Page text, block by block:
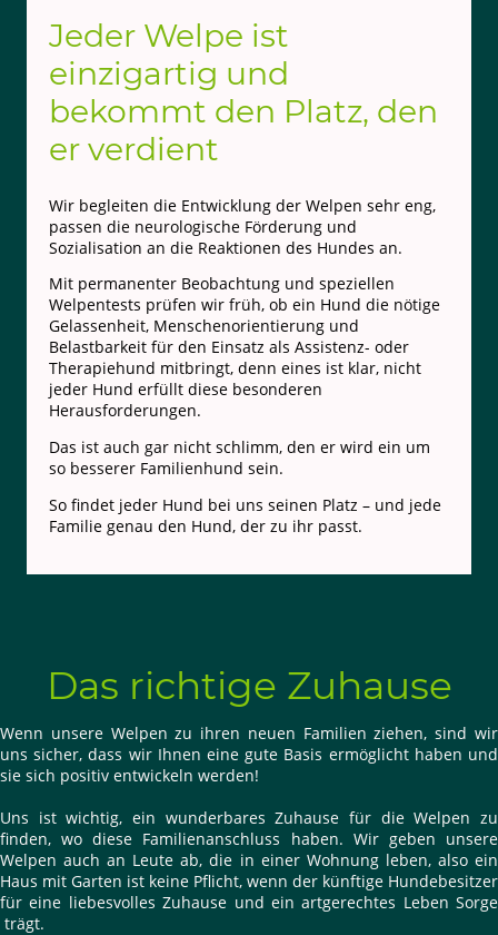
Jeder Welpe ist
einzigartig und
bekommt den Platz, den
er verdient
Wir begleiten die Entwicklung der Welpen sehr eng,
passen die neurologische Förderung und
Sozialisation an die Reaktionen des Hundes an.
Mit permanenter Beobachtung und speziellen
Welpentests prüfen wir früh, ob ein Hund die nötige
Gelassenheit, Menschenorientierung und
Belastbarkeit für den Einsatz als Assistenz- oder
Therapiehund mitbringt, denn eines ist klar, nicht
jeder Hund erfüllt diese besonderen
Herausforderungen.
Das ist auch gar nicht schlimm, den er wird ein um
so besserer Familienhund sein.
So findet jeder Hund bei uns seinen Platz – und jede
Familie genau den Hund, der zu ihr passt.
Das richtige Zuhause
Wenn unsere Welpen zu ihren neuen Familien ziehen, sind wir
uns sicher, dass wir Ihnen eine gute Basis ermöglicht haben und
sie sich positiv entwickeln werden!
Uns ist wichtig, ein wunderbares Zuhause für die Welpen zu
finden, wo diese Familienanschluss haben. Wir geben unsere
Welpen auch an Leute ab, die in einer Wohnung leben, also ein
Haus mit Garten ist keine Pflicht, wenn der künftige Hundebesitzer
für eine liebesvolles Zuhause und ein artgerechtes Leben Sorge
trägt.